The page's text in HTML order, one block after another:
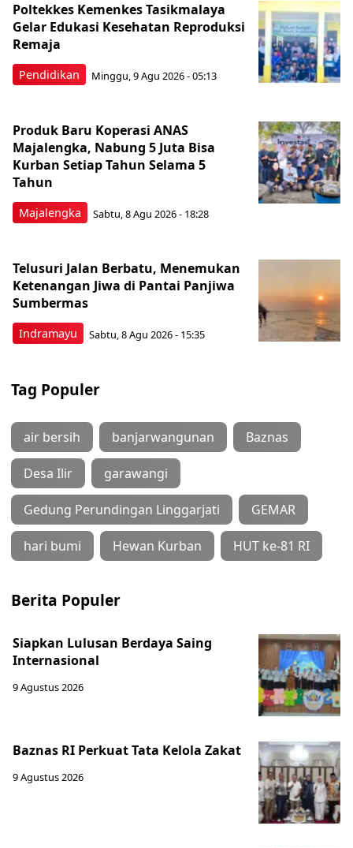
Pendidikan
Poltekkes Kemenkes Tasikmalaya
Gelar Edukasi Kesehatan Reproduksi
Remaja
Minggu, 9 Agu 2026 - 05:13
Majalengka
Produk Baru Koperasi ANAS
Majalengka, Nabung 5 Juta Bisa
Kurban Setiap Tahun Selama 5
Tahun
Sabtu, 8 Agu 2026 - 18:28
Indramayu
Telusuri Jalan Berbatu, Menemukan
Ketenangan Jiwa di Pantai Panjiwa
Sumbermas
Sabtu, 8 Agu 2026 - 15:35
Tag Populer
air bersih banjarwangunan Baznas
Desa Ilir garawangi
Gedung Perundingan Linggarjati GEMAR
hari bumi Hewan Kurban HUT ke-81 RI
Berita Populer
Siapkan Lulusan Berdaya Saing
Internasional
9 Agustus 2026
Baznas RI Perkuat Tata Kelola Zakat
9 Agustus 2026